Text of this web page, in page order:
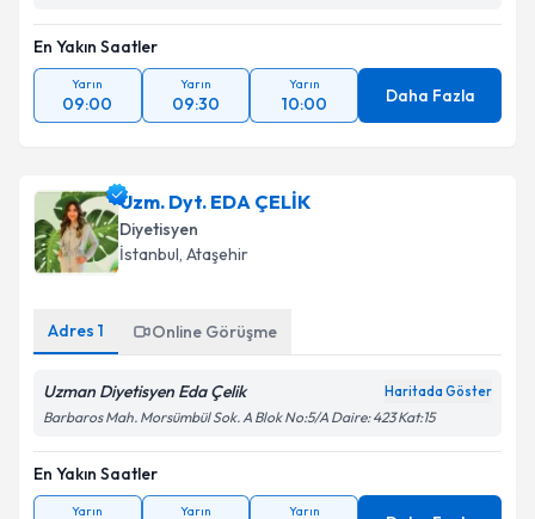
En Yakın Saatler
Yarın
09:00
Yarın
09:30
Yarın
10:00 Daha Fazla
Uzm. Dyt. EDA ÇELİK
Diyetisyen
İstanbul, Ataşehir
Adres 1 Online Görüşme
Uzman Diyetisyen Eda Çelik Haritada Göster
Barbaros Mah. Morsümbül Sok. A Blok No:5/A Daire: 423 Kat:15
En Yakın Saatler
Yarın Yarın Yarın